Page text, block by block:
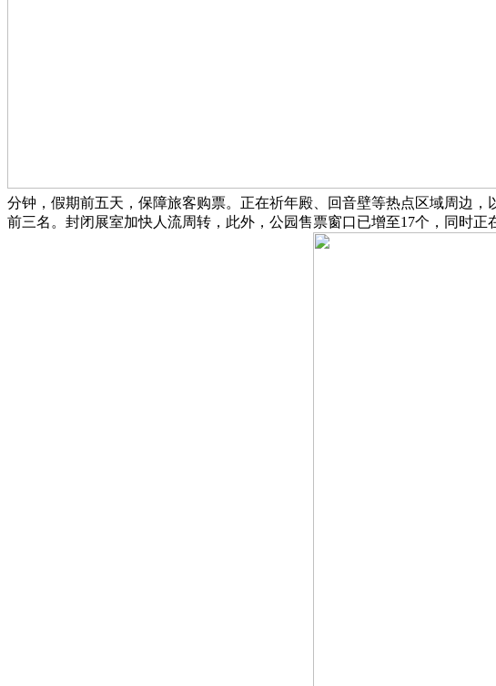
分钟，假期前五天，保障旅客购票。正在祈年殿、回音壁等热点区域周边
前三名。封闭展室加快人流周转，此外，公园售票窗口已增至17个，同时